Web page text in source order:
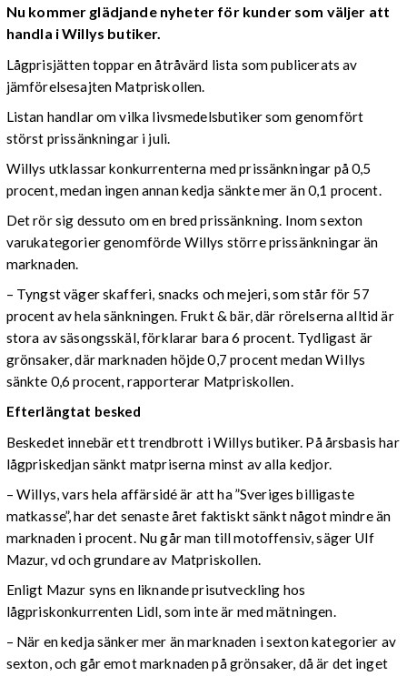
Nu kommer glädjande nyheter för kunder som väljer att
handla i Willys butiker.
Lågprisjätten toppar en åtråvärd lista som publicerats av
jämförelsesajten Matpriskollen.
Listan handlar om vilka livsmedelsbutiker som genomfört
störst prissänkningar i juli.
Willys utklassar konkurrenterna med prissänkningar på 0,5
procent, medan ingen annan kedja sänkte mer än 0,1 procent.
Det rör sig dessuto om en bred prissänkning. Inom sexton
varukategorier genomförde Willys större prissänkningar än
marknaden.
– Tyngst väger skafferi, snacks och mejeri, som står för 57
procent av hela sänkningen. Frukt & bär, där rörelserna alltid är
stora av säsongsskäl, förklarar bara 6 procent. Tydligast är
grönsaker, där marknaden höjde 0,7 procent medan Willys
sänkte 0,6 procent, rapporterar Matpriskollen.
Efterlängtat besked
Beskedet innebär ett trendbrott i Willys butiker. På årsbasis har
lågpriskedjan sänkt matpriserna minst av alla kedjor.
– Willys, vars hela affärsidé är att ha ”Sveriges billigaste
matkasse”, har det senaste året faktiskt sänkt något mindre än
marknaden i procent. Nu går man till motoffensiv, säger Ulf
Mazur, vd och grundare av Matpriskollen.
Enligt Mazur syns en liknande prisutveckling hos
lågpriskonkurrenten Lidl, som inte är med mätningen.
– När en kedja sänker mer än marknaden i sexton kategorier av
sexton, och går emot marknaden på grönsaker, då är det inget